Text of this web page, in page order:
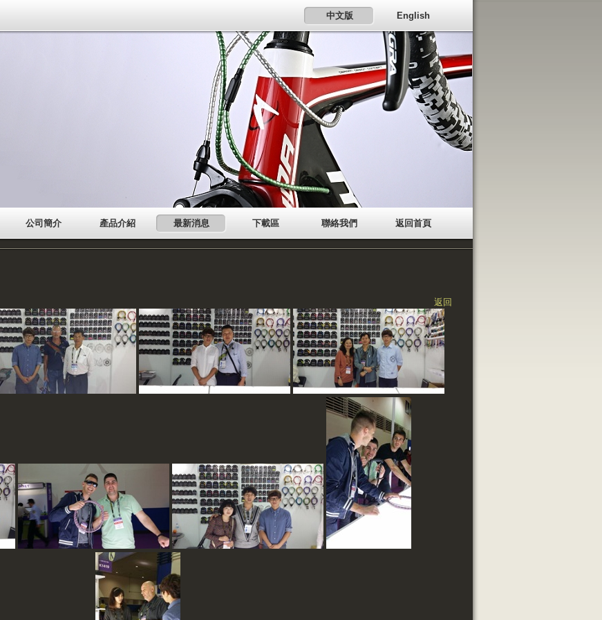
English
中文版
返回首頁
聯絡我們
下載區
最新消息
產品介紹
公司簡介
返回